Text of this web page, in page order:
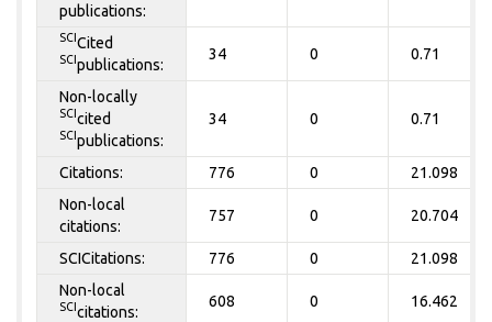
publications:
SCI Cited
SCI publications:
34 0 0.71
Non-locally
SCI cited
SCI publications:
34 0 0.71
Citations: 776 0
21.098
Non-local
citations:
757 0 20.704
SCICitations: 776 0
21.098
Non-local
SCI citations:
608 0 16.462